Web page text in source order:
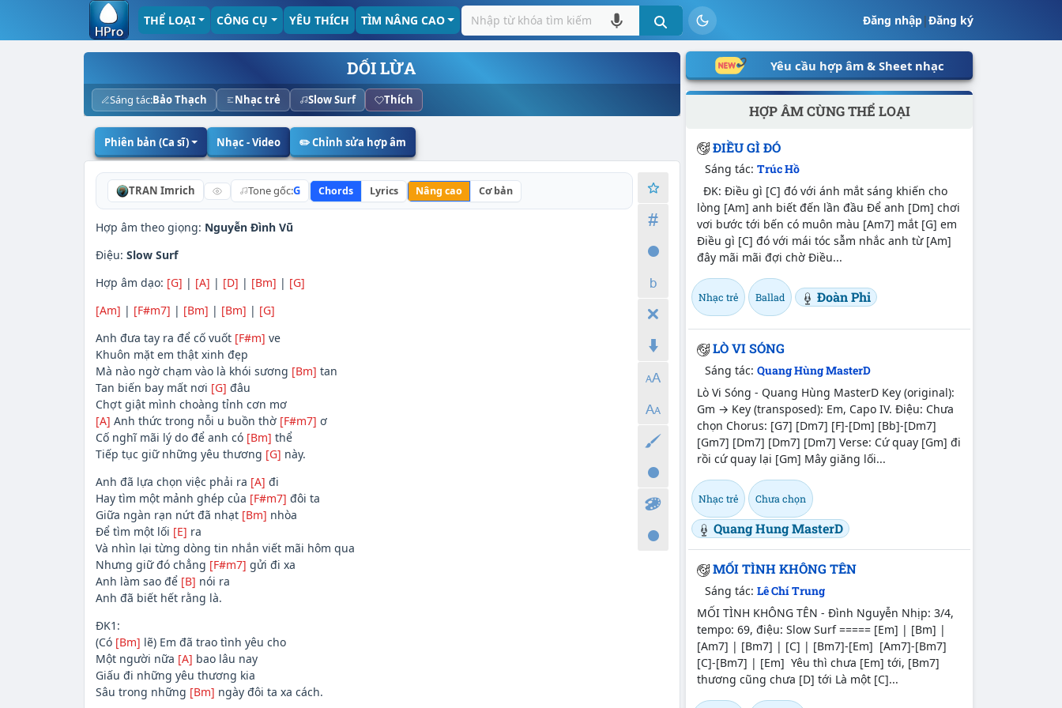
Đăng nhập|Đăng ký
THỂ LOẠI CÔNG CỤ YÊU THÍCH TÌM NÂNG CAO
DỐI LỪA
Sáng tác:Bảo Thạch Nhạc trẻ Slow Surf Thích
Phiên bản (Ca sĩ) Nhạc - Video ✏️ Chỉnh sửa hợp âm
TRAN Imrich Tone gốc:G Chords Lyrics Nâng cao Cơ bản
Hợp âm theo giọng: Nguyễn Đình Vũ
Điệu: Slow Surf
Hợp âm dạo: [G] | [A] | [D] | [Bm] | [G]
[Am] | [F#m7] | [Bm] | [Bm] | [G]
Anh đưa tay ra để cố vuốt [F#m] ve
Khuôn mặt em thật xinh đẹp
Mà nào ngờ chạm vào là khói sương [Bm] tan
Tan biến bay mất nơi [G] đâu
Chợt giật mình choàng tỉnh cơn mơ
[A] Anh thức trong nỗi u buồn thờ [F#m7] ơ
Cố nghĩ mãi lý do để anh có [Bm] thể
Tiếp tục giữ những yêu thương [G] này.
Anh đã lựa chọn việc phải ra [A] đi
Hay tìm một mảnh ghép của [F#m7] đôi ta
Giữa ngàn rạn nứt đã nhạt [Bm] nhòa
Để tìm một lối [E] ra
Và nhìn lại từng dòng tin nhắn viết mãi hôm qua
Nhưng giữ đó chẳng [F#m7] gửi đi xa
Anh làm sao để [B] nói ra
Anh đã biết hết rằng là.
ĐK1:
(Có [Bm] lẽ) Em đã trao tình yêu cho
Một người nữa [A] bao lâu nay
Giấu đi những yêu thương kia
Sâu trong những [Bm] ngày đôi ta xa cách.
Yêu cầu hợp âm & Sheet nhạc
HỢP ÂM CÙNG THỂ LOẠI
ĐIỀU GÌ ĐÓ
Sáng tác:Trúc Hồ
ĐK: Điều gì [C] đó với ánh mắt sáng khiến cho
lòng [Am] anh biết đến lần đầu Để anh [Dm] chơi
vơi bước tới bến có muôn màu [Am7] mắt [G] em
Điều gì [C] đó với mái tóc sẫm nhắc anh từ [Am]
đây mãi mãi đợi chờ Điều...
Nhạc trẻ Ballad Đoàn Phi
LÒ VI SÓNG
Sáng tác:Quang Hùng MasterD
Lò Vi Sóng - Quang Hùng MasterD Key (original):
Gm → Key (transposed): Em, Capo IV. Điệu: Chưa
chọn Chorus: [G7] [Dm7] [F]-[Dm] [Bb]-[Dm7]
[Gm7] [Dm7] [Dm7] [Dm7] Verse: Cứ quay [Gm] đi
rồi cứ quay lại [Gm] Mây giăng lối...
Nhạc trẻ Chưa chọn
Quang Hung MasterD
MỐI TÌNH KHÔNG TÊN
Sáng tác:Lê Chí Trung
MỐI TÌNH KHÔNG TÊN - Đình Nguyễn Nhịp: 3/4,
tempo: 69, điệu: Slow Surf ===== [Em] | [Bm] |
[Am7] | [Bm7] | [C] | [Bm7]-[Em] [Am7]-[Bm7]
[C]-[Bm7] | [Em] Yêu thì chưa [Em] tới, [Bm7]
thương cũng chưa [D] tới Là một [C]...